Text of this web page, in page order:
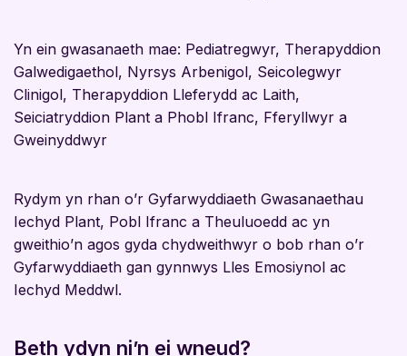
Yn ein gwasanaeth mae: Pediatregwyr, Therapyddion
Galwedigaethol, Nyrsys Arbenigol, Seicolegwyr
Clinigol, Therapyddion Lleferydd ac Laith,
Seiciatryddion Plant a Phobl Ifranc, Fferyllwyr a
Gweinyddwyr
Rydym yn rhan o’r Gyfarwyddiaeth Gwasanaethau
Iechyd Plant, Pobl Ifranc a Theuluoedd ac yn
gweithio’n agos gyda chydweithwyr o bob rhan o’r
Gyfarwyddiaeth gan gynnwys Lles Emosiynol ac
Iechyd Meddwl.
Beth ydyn ni’n ei wneud?